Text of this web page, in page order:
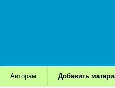
Авторам Добавить